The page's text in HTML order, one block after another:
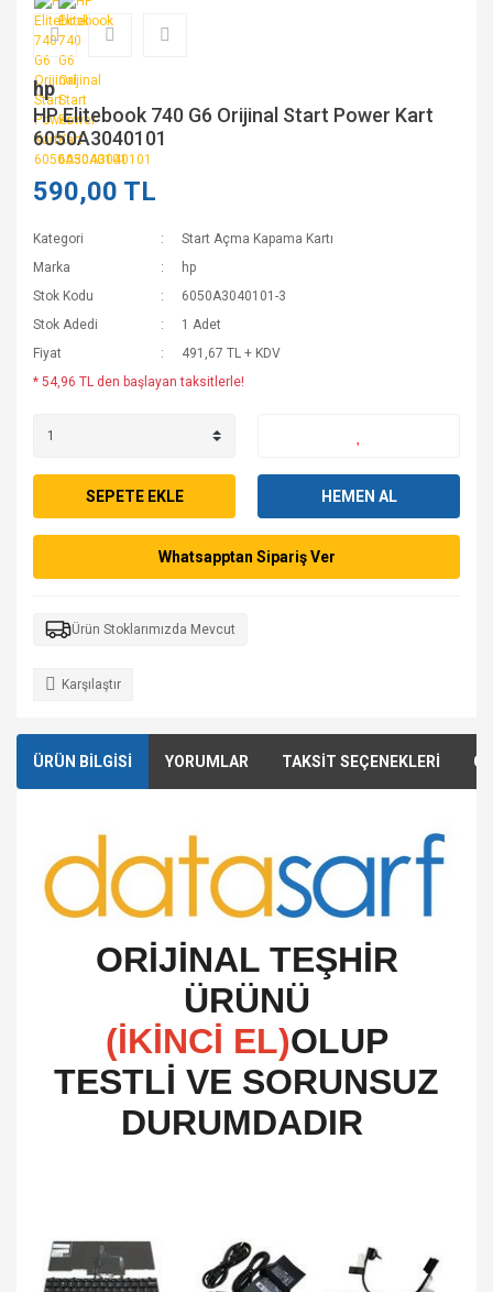
hp
HP Elitebook 740 G6 Orijinal Start Power Kart
6050A3040101
590,00 TL
Kategori
Start Açma Kapama Kartı
Marka
hp
Stok Kodu
6050A3040101-3
Stok Adedi
1 Adet
Fiyat
491,67 TL + KDV
* 54,96 TL den başlayan taksitlerle!
SEPETE EKLE HEMEN AL
Whatsapptan Sipariş Ver
Ürün Stoklarımızda Mevcut
Karşılaştır
ÜRÜN BİLGİSİ YORUMLAR TAKSİT SEÇENEKLERİ
ORİJİNAL TEŞHİR
ÜRÜNÜ
(İKİNCİ EL)OLUP
TESTLİ VE SORUNSUZ
DURUMDADIR